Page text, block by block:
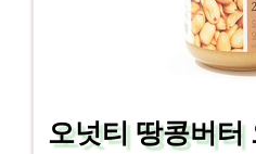
오넛티 땅콩버터